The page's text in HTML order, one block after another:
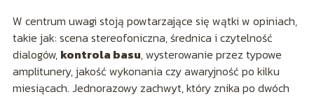
W centrum uwagi stoją powtarzające się wątki w opiniach,
takie jak: scena stereofoniczna, średnica i czytelność
dialogów, kontrola basu, wysterowanie przez typowe
amplitunery, jakość wykonania czy awaryjność po kilku
miesiącach. Jednorazowy zachwyt, który znika po dwóch